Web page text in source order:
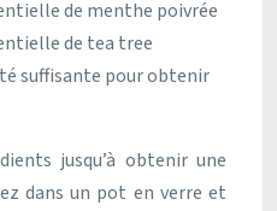
de menthe poivrée
de tea tree
suffisante pour obtenir
jusqu’à obtenir une
dans un pot en verre et